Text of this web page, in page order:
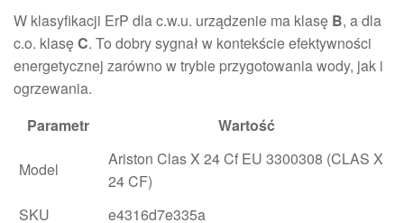
W klasyfikacji ErP dla c.w.u. urządzenie ma klasę B, a dla
c.o. klasęC. To dobry sygnał w kontekście efektywności
energetycznej zarówno w trybie przygotowania wody, jak i
ogrzewania.
Parametr
Wartość
Model
Ariston Clas X 24 Cf EU 3300308 (CLAS X
24 CF)
SKU
e4316d7e335a